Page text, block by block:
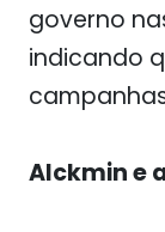
governo
indicando
Alckmin e